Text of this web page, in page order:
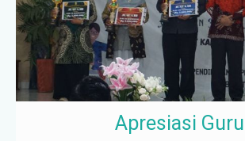
Apresiasi Guru